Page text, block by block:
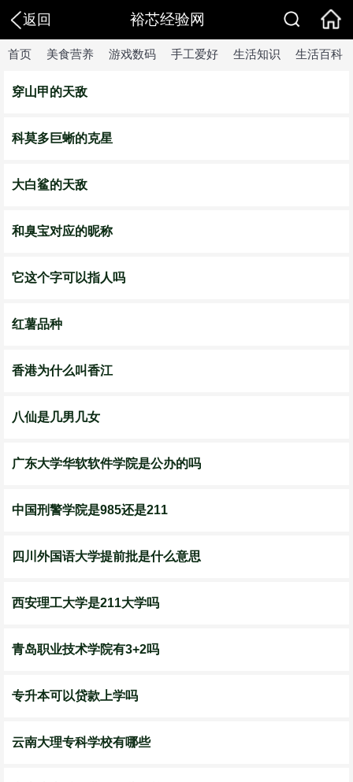
返回 裕芯经验网
首页 美食营养 游戏数码 手工爱好 生活知识 生活百科
穿山甲的天敌
科莫多巨蜥的克星
大白鲨的天敌
和臭宝对应的昵称
它这个字可以指人吗
红薯品种
香港为什么叫香江
八仙是几男几女
广东大学华软软件学院是公办的吗
中国刑警学院是985还是211
四川外国语大学提前批是什么意思
西安理工大学是211大学吗
青岛职业技术学院有3+2吗
专升本可以贷款上学吗
云南大理专科学校有哪些